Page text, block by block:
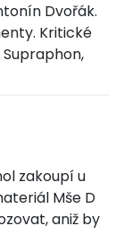
Dvořák.
Kritické
Supraphon,
zakoupí u
Mše D
aniž by